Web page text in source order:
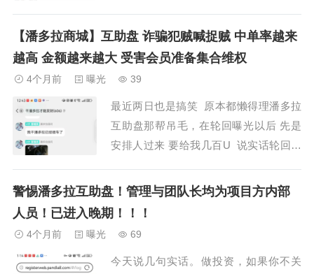
河南焦作的孙娟娟为首 陕西的 王某丽
俗称大美丽 ，这两个主要人物 。最毒不
过妇人心 这句话一...
【潘多拉商城】互助盘 诈骗犯贼喊捉贼 中单率越来
越高 金额越来越大 受害会员准备集合维权
4个月前 曝光 39
最近两日也是搞笑 原本都懒得理潘多拉
互助盘那帮吊毛，在轮回曝光以后 先是
安排人过来 要给我几百U 说实话轮回不
钱，互助这个圈子的这群畜生还活在过
手的事 ，太多会员来举报你们开盘诈
警惕潘多拉互助盘！管理与团队长均为项目方内部
人员！已进入晚期！！！
4个月前 曝光 69
今天说几句实话。做投资，如果你不关